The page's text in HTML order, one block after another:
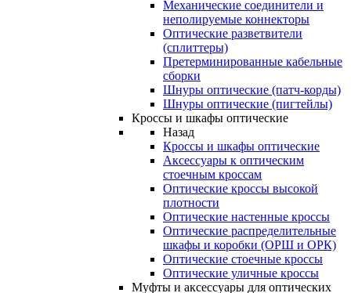
Механические соединители и
неполируемые коннекторы
Оптические разветвители
(сплиттеры)
Претерминированные кабельные
сборки
Шнуры оптические (патч-корды)
Шнуры оптические (пигтейлы)
Кроссы и шкафы оптические
Назад
Кроссы и шкафы оптические
Аксессуары к оптическим
стоечным кроссам
Оптические кроссы высокой
плотности
Оптические настенные кроссы
Оптические распределительные
шкафы и коробки (ОРШ и ОРК)
Оптические стоечные кроссы
Оптические уличные кроссы
Муфты и аксессуары для оптических